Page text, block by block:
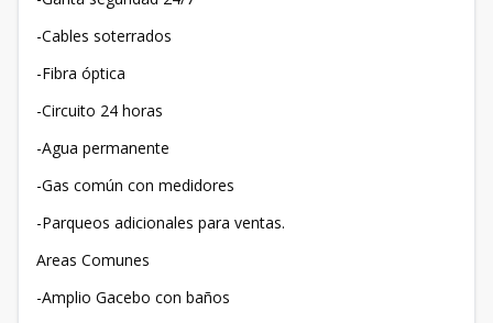
-Cables soterrados
-Fibra óptica
-Circuito 24 horas
-Agua permanente
-Gas común con medidores
-Parqueos adicionales para ventas.
Areas Comunes
-Amplio Gacebo con baños